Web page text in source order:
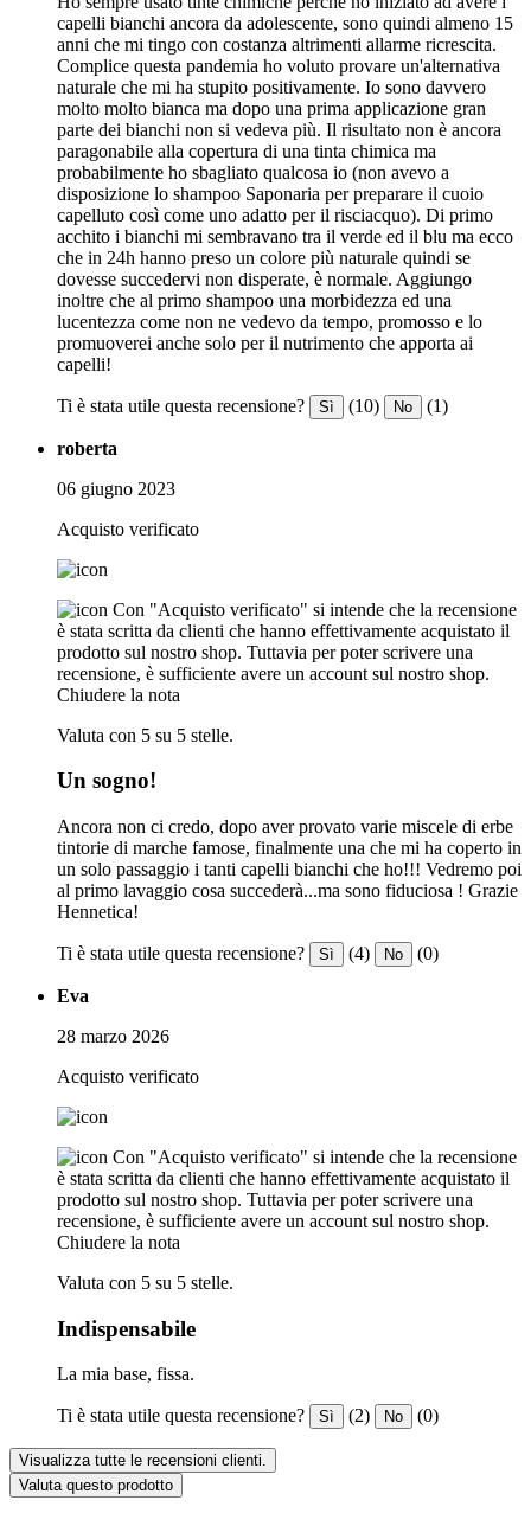
capelli bianchi ancora da adolescente, sono quindi almeno 15
anni che mi tingo con costanza altrimenti allarme ricrescita.
Complice questa pandemia ho voluto provare un'alternativa
naturale che mi ha stupito positivamente. Io sono davvero
molto molto bianca ma dopo una prima applicazione gran
parte dei bianchi non si vedeva più. Il risultato non è ancora
paragonabile alla copertura di una tinta chimica ma
probabilmente ho sbagliato qualcosa io (non avevo a
disposizione lo shampoo Saponaria per preparare il cuoio
capelluto così come uno adatto per il risciacquo). Di primo
acchito i bianchi mi sembravano tra il verde ed il blu ma ecco
che in 24h hanno preso un colore più naturale quindi se
dovesse succedervi non disperate, è normale. Aggiungo
inoltre che al primo shampoo una morbidezza ed una
lucentezza come non ne vedevo da tempo, promosso e lo
promuoverei anche solo per il nutrimento che apporta ai
capelli!
Ti è stata utile questa recensione? Sì (10) No (1)
roberta
06 giugno 2023
Acquisto verificato
Con "Acquisto verificato" si intende che la recensione
è stata scritta da clienti che hanno effettivamente acquistato il
prodotto sul nostro shop. Tuttavia per poter scrivere una
recensione, è sufficiente avere un account sul nostro shop.
Chiudere la nota
Valuta con 5 su 5 stelle.
Un sogno!
Ancora non ci credo, dopo aver provato varie miscele di erbe
tintorie di marche famose, finalmente una che mi ha coperto in
un solo passaggio i tanti capelli bianchi che ho!!! Vedremo poi
al primo lavaggio cosa succederà...ma sono fiduciosa ! Grazie
Hennetica!
Ti è stata utile questa recensione? Sì (4) No (0)
Eva
28 marzo 2026
Acquisto verificato
Con "Acquisto verificato" si intende che la recensione
è stata scritta da clienti che hanno effettivamente acquistato il
prodotto sul nostro shop. Tuttavia per poter scrivere una
recensione, è sufficiente avere un account sul nostro shop.
Chiudere la nota
Valuta con 5 su 5 stelle.
Indispensabile
La mia base, fissa.
Ti è stata utile questa recensione? Sì (2) No (0)
Visualizza tutte le recensioni clienti.
Valuta questo prodotto